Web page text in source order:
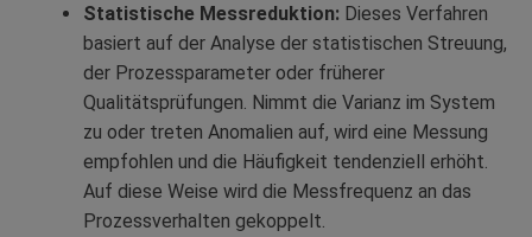
Statistische Messreduktion: Dieses Verfahren
basiert auf der Analyse der statistischen Streuung,
der Prozessparameter oder früherer
Qualitätsprüfungen. Nimmt die Varianz im System
zu oder treten Anomalien auf, wird eine Messung
empfohlen und die Häufigkeit tendenziell erhöht.
Auf diese Weise wird die Messfrequenz an das
Prozessverhalten gekoppelt.